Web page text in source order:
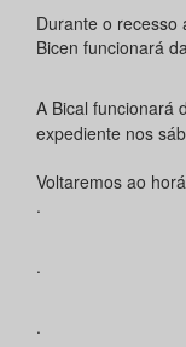
Durante o recesso
Bicen funcionará
A Bical funcionará
expediente nos
Voltaremos ao
.
.
.